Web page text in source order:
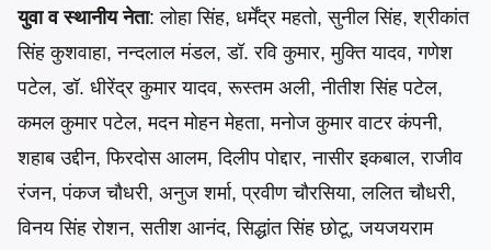
युवा व स्थानीय नेता: लोहा सिंह, धर्मेंद्र महतो, सुनील सिंह, श्रीकांत
सिंह कुशवाहा, नन्दलाल मंडल, डॉ. रवि कुमार, मुक्ति यादव, गणेश
पटेल, डॉ. धीरेंद्र कुमार यादव, रूस्तम अली, नीतीश सिंह पटेल,
कमल कुमार पटेल, मदन मोहन मेहता, मनोज कुमार वाटर कंपनी,
शहाब उद्दीन, फिरदोस आलम, दिलीप पोद्दार, नासीर इकबाल, राजीव
रंजन, पंकज चौधरी, अनुज शर्मा, प्रवीण चौरसिया, ललित चौधरी,
विनय सिंह रोशन, सतीश आनंद, सिद्धांत सिंह छोटू, जयजयराम